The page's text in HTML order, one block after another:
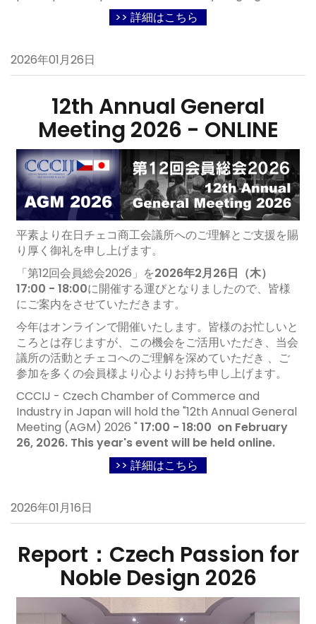
>> 詳細はこちら
2026年01月26日
12th Annual General
Meeting 2026 - ONLINE
平素より在日チェコ商工会議所へのご理解とご支援を賜
り厚く御礼を申し上げます。
「第12回会員総会2026」を2026年2月26日（木）
17:00 - 18:00に開催する運びとなりましたので、皆様
にご案内をさせていただきます。
今年はオンラインで開催いたします。皆様のお忙しいと
ころとは存じますが、この機会をご活用いただき、当会
議所の活動とチェコへのご理解を深めていただき 、ご
参加を多くの会員様より心よりお持ち申し上げます。
CCCIJ - Czech Chamber of Commerce and
Industry in Japan will hold the "12th Annual General
Meeting (AGM) 2026 " 17:00 - 18:00 on February
26, 2026. This year's event will be held online.
>> 詳細はこちら
2026年01月16日
Report：Czech Passion for
Noble Design 2026